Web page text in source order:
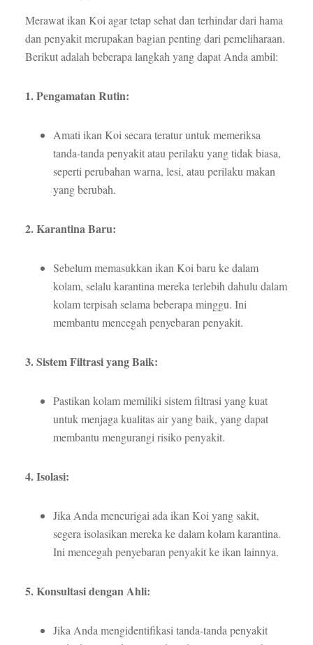
Merawat ikan Koi agar tetap sehat dan terhindar dari hama
dan penyakit merupakan bagian penting dari pemeliharaan.
Berikut adalah beberapa langkah yang dapat Anda ambil:
1. Pengamatan Rutin:
Amati ikan Koi secara teratur untuk memeriksa
tanda-tanda penyakit atau perilaku yang tidak biasa,
seperti perubahan warna, lesi, atau perilaku makan
yang berubah.
2. Karantina Baru:
Sebelum memasukkan ikan Koi baru ke dalam
kolam, selalu karantina mereka terlebih dahulu dalam
kolam terpisah selama beberapa minggu. Ini
membantu mencegah penyebaran penyakit.
3. Sistem Filtrasi yang Baik:
Pastikan kolam memiliki sistem filtrasi yang kuat
untuk menjaga kualitas air yang baik, yang dapat
membantu mengurangi risiko penyakit.
4. Isolasi:
Jika Anda mencurigai ada ikan Koi yang sakit,
segera isolasikan mereka ke dalam kolam karantina.
Ini mencegah penyebaran penyakit ke ikan lainnya.
5. Konsultasi dengan Ahli:
Jika Anda mengidentifikasi tanda-tanda penyakit